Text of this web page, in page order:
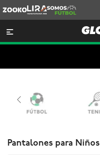
Lira
Somos
Futbol

Pantalones para Niños